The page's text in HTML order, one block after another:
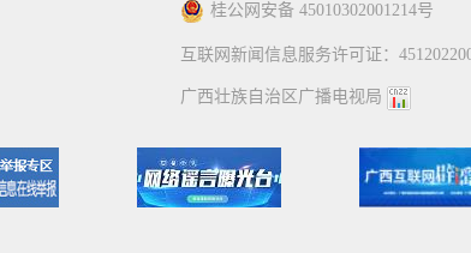
桂公网安备 45010302001214号
互联网新闻信息服务许可证：
广西壮族自治区广播电视局